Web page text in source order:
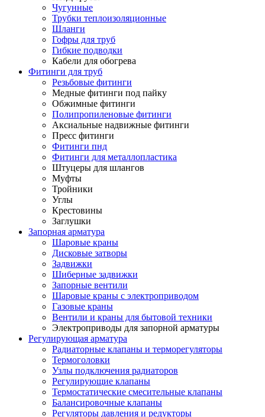
Чугунные
Трубки теплоизоляционные
Шланги
Гофры для труб
Гибкие подводки
Кабели для обогрева
Фитинги для труб
Резьбовые фитинги
Медные фитинги под пайку
Обжимные фитинги
Полипропиленовые фитинги
Аксиальные надвижные фитинги
Пресс фитинги
Фитинги пнд
Фитинги для металлопластика
Штуцеры для шлангов
Муфты
Тройники
Углы
Крестовины
Заглушки
Запорная арматура
Шаровые краны
Дисковые затворы
Задвижки
Шиберные задвижки
Запорные вентили
Шаровые краны с электроприводом
Газовые краны
Вентили и краны для бытовой техники
Электроприводы для запорной арматуры
Регулирующая арматура
Радиаторные клапаны и терморегуляторы
Термоголовки
Узлы подключения радиаторов
Регулирующие клапаны
Термостатические смесительные клапаны
Балансировочные клапаны
Регуляторы давления и редукторы